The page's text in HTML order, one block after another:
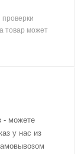
товар может
- можете
у нас из